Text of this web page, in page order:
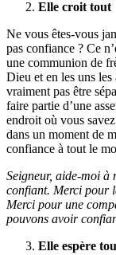
Elle croit tout
Ne vous êtes-vous
pas confiance ? Ce
une communion de
Dieu et en les uns
vraiment pas être
faire partie d’une
endroit où vous
dans un moment de
confiance à tout le
Seigneur, aide-moi à
confiant. Merci pour
Merci pour une
pouvons avoir
Elle espère